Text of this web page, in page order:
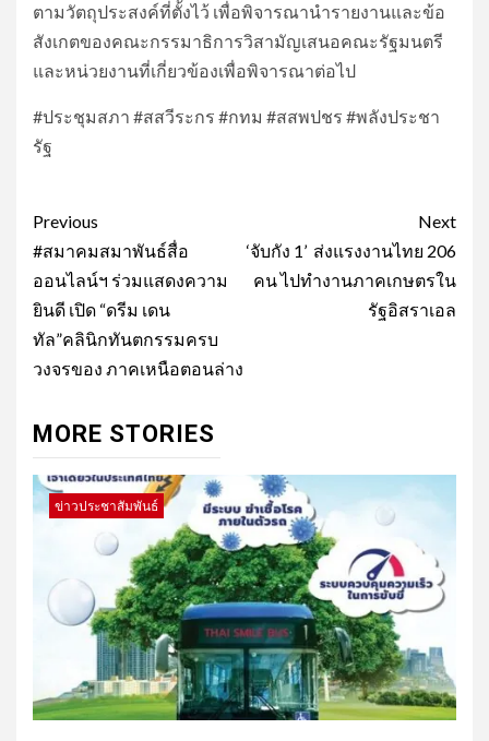
ตามวัตถุประสงค์ที่ตั้งไว้ เพื่อพิจารณานำรายงานและข้อ
สังเกตของคณะกรรมาธิการวิสามัญเสนอคณะรัฐมนตรี
และหน่วยงานที่เกี่ยวข้องเพื่อพิจารณาต่อไป
#ประชุมสภา #สสวีระกร #กทม #สสพปชร #พลังประชา
รัฐ
Post
navigation
Previous
#สมาคมสมาพันธ์สื่อ
ออนไลน์ฯ ร่วมแสดงความ
ยินดี เปิด “ดรีม เดน
ทัล”คลินิกทันตกรรมครบ
วงจรของ ภาคเหนือตอนล่าง
Next
‘จับกัง 1’ ส่งแรงงานไทย 206
คน ไปทำงานภาคเกษตรใน
รัฐอิสราเอล
MORE STORIES
ข่าวประชาสัมพันธ์